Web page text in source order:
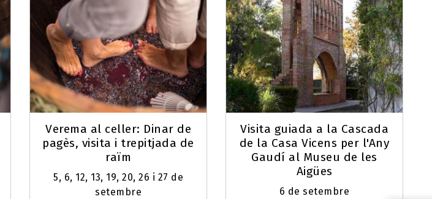
Verema al celler: Dinar de
pagès, visita i trepitjada de
raïm
5, 6, 12, 13, 19, 20, 26 i 27 de
setembre
Visita guiada a la Cascada
de la Casa Vicens per l'Any
Gaudí al Museu de les
Aigües
6 de setembre